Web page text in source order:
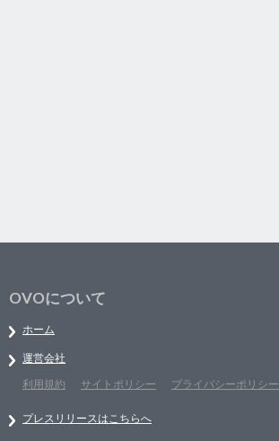
OVOについて
ホーム
運営会社
利用規約
サイトポリシー プライバシーポリシー
プレスリリースはこちらへ